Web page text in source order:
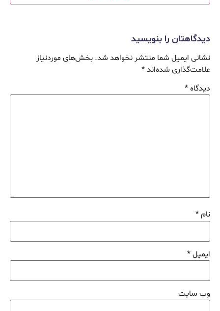
دیدگاهتان را بنویسید
نشانی ایمیل شما منتشر نخواهد شد. بخش‌های موردنیاز
علامت‌گذاری شده‌اند*
دیدگاه*
نام*
ایمیل*
وب‌ سایت